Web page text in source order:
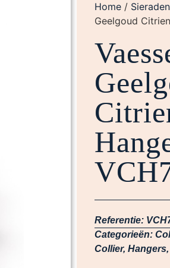
Home / Sieraden
Geelgoud
Referentie:
Categorieën:
Collier, Hangers,